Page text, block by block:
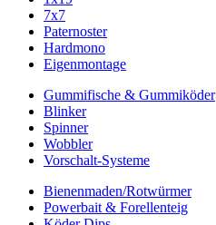
7x7
Paternoster
Hardmono
Eigenmontage
Gummifische & Gummiköder
Blinker
Spinner
Wobbler
Vorschalt-Systeme
Bienenmaden/Rotwürmer
Powerbait & Forellenteig